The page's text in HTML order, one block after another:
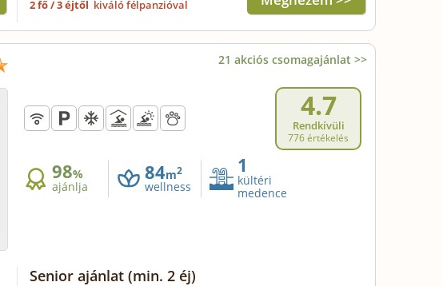
2 fő / 3 éjtől kiváló félpanzióval
21 akciós csomagajánlat >>
4.7
Rendkívüli
776 értékelés
98%
ajánlja
84m2
wellness
1
kültéri
medence
Senior ajánlat (min. 2 éj)